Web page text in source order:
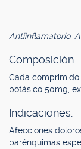
Antiinflamatorio.
Composición.
Cada
potásico 50mg,
Indicaciones.
Afecciones
parénquimas